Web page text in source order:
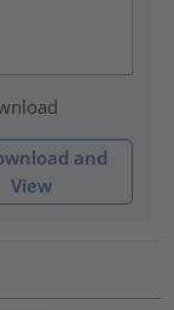
and
View